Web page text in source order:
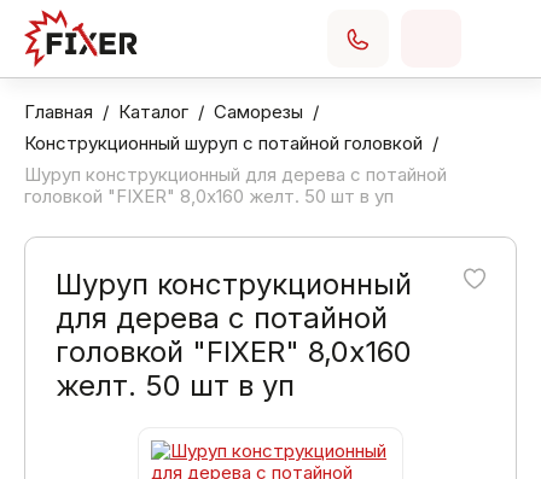
Главная Каталог
Саморезы
Конструкционный шуруп с потайной головкой
Шуруп конструкционный для дерева с потайной
головкой "FIXER" 8,0х160 желт. 50 шт в уп
Шуруп конструкционный
для дерева с потайной
головкой "FIXER" 8,0х160
желт. 50 шт в уп